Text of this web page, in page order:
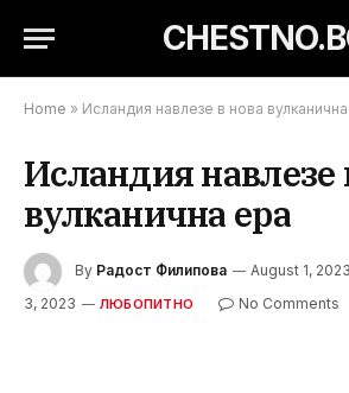
Home » Исландия навлезе в нова
Исландия навлезе
вулканична ера
By Радост Филипова August 1, 2023
3, 2023
ЛЮБОПИТНО No Comments